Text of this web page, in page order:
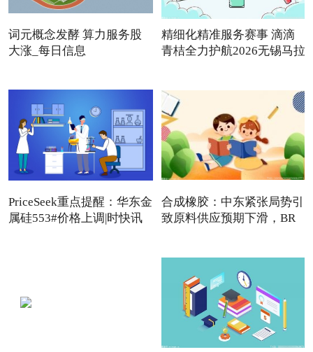
词元概念发酵 算力服务股
大涨_每日信息
精细化精准服务赛事 滴滴
青桔全力护航2026无锡马拉
PriceSeek重点提醒：华东金
属硅553#价格上调|时快讯
合成橡胶：中东紧张局势引
致原料供应预期下滑，BR